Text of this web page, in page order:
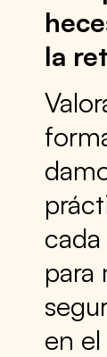
la
para
en el